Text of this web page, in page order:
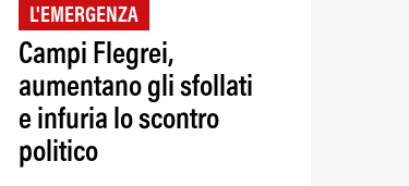
L'EMERGENZA
Campi Flegrei,
aumentano gli sfollati
e infuria lo scontro
politico